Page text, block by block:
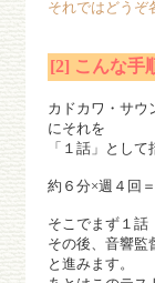
それではどうぞ
[2] こんな手
カドカワ・サウ
にそれを
「１話」とし
約６分×週４回
そこでまず１話
その後、音響監
と進みます。